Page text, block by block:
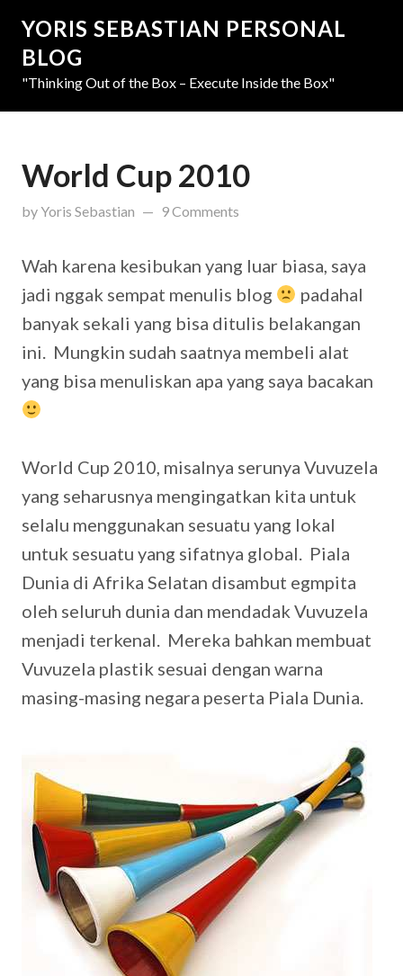
YORIS SEBASTIAN PERSONAL
BLOG
"Thinking Out of the Box – Execute Inside the Box"
World Cup 2010
by Yoris Sebastian updated onMarch 31, 2019
9 Comments
Wah karena kesibukan yang luar biasa, saya
jadi nggak sempat menulis blog
padahal
banyak sekali yang bisa ditulis belakangan
ini. Mungkin sudah saatnya membeli alat
yang bisa menuliskan apa yang saya bacakan
World Cup 2010, misalnya serunya Vuvuzela
yang seharusnya mengingatkan kita untuk
selalu menggunakan sesuatu yang lokal
untuk sesuatu yang sifatnya global. Piala
Dunia di Afrika Selatan disambut egmpita
oleh seluruh dunia dan mendadak Vuvuzela
menjadi terkenal. Mereka bahkan membuat
Vuvuzela plastik sesuai dengan warna
masing-masing negara peserta Piala Dunia.